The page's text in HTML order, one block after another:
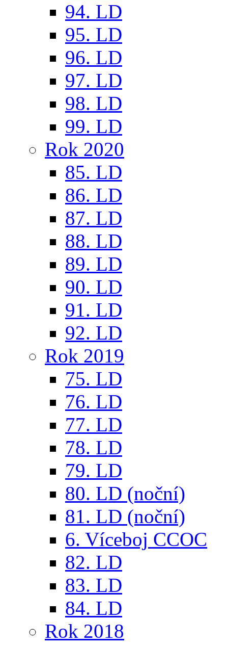
94. LD
95. LD
96. LD
97. LD
98. LD
99. LD
Rok 2020
85. LD
86. LD
87. LD
88. LD
89. LD
90. LD
91. LD
92. LD
Rok 2019
75. LD
76. LD
77. LD
78. LD
79. LD
80. LD (noční)
81. LD (noční)
6. Víceboj CCOC
82. LD
83. LD
84. LD
Rok 2018